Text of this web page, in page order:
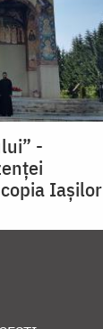
-
Iașilor